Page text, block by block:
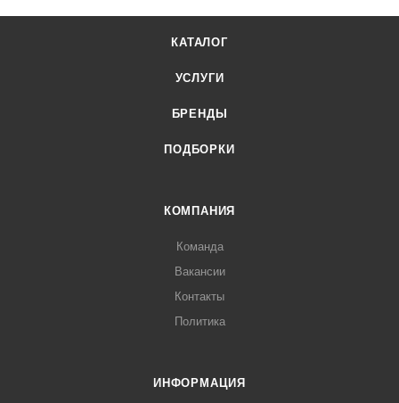
КАТАЛОГ
УСЛУГИ
БРЕНДЫ
ПОДБОРКИ
КОМПАНИЯ
Команда
Вакансии
Контакты
Политика
ИНФОРМАЦИЯ